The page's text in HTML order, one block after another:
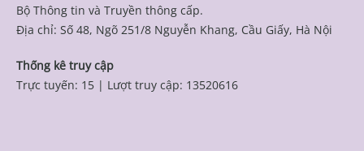
Bộ Thông tin và Truyền thông cấp.
Địa chỉ: Số 48, Ngõ 251/8 Nguyễn Khang, Cầu Giấy, Hà Nội
Thống kê truy cập
Trực tuyến: 15 | Lượt truy cập: 13520616